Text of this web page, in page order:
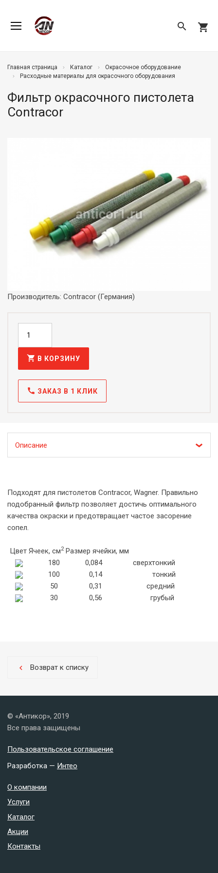
search shopping_cart
Главная страница Каталог
Окрасочное оборудование
Расходные материалы для окрасочного оборудования
Фильтр окрасочного пистолета
Contracor
Производитель: Contracor (Германия)
shopping_cart В КОРЗИНУ
call ЗАКАЗ В 1 КЛИК
Описание
Подходят для пистолетов Contracor, Wagner. Правильно
подобранный фильтр позволяет достичь оптимального
качества окраски и предотвращает частое засорение
сопел.
Цвет Ячеек, см2 Размер ячейки, мм
180
0,084
сверхтонкий
100
0,14
тонкий
50
0,31
средний
30
0,56 грубый
chevron_left Возврат к списку
© «Антикор», 2019
Все права защищены
Пользовательское соглашение
Разработка — Интео
О компании
Услуги
Каталог
Акции
Контакты